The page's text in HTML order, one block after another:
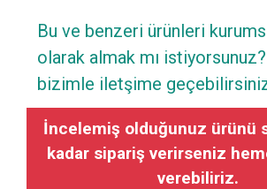
Bu ve benzeri ürünleri
olarak almak mı
bizimle iletşime
İncelemiş olduğunuz ürünü
kadar sipariş verirseniz
verebiliriz.